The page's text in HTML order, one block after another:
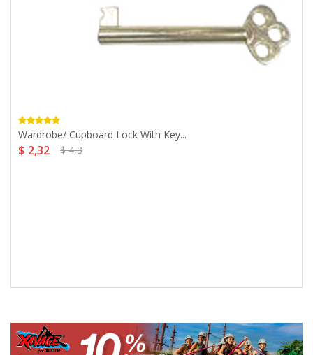
Wardrobe/ Cupboard Lock With Key...
$ 2,32 $ 4,3